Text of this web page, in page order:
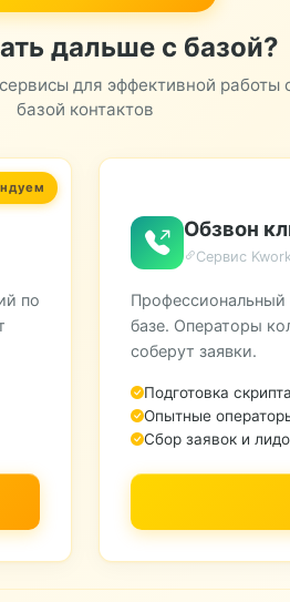
дальше с базой?
для эффективной работы
базой контактов
по
Обзвон
Сервис Kwork
Профессиональный
базе. Операторы
соберут заявки.
Подготовка
Опытные
Сбор заявок и